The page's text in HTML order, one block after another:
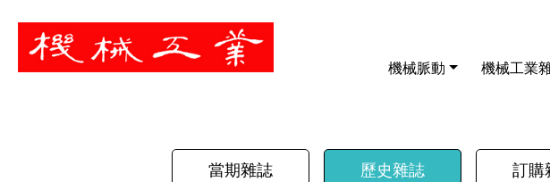
機械脈動 機械工業
暫停
當期雜誌 歷史雜誌 訂購